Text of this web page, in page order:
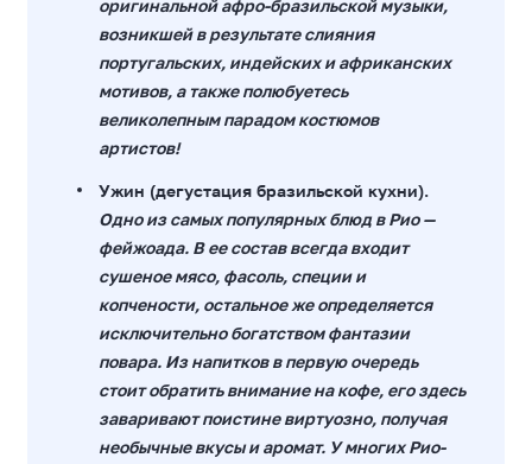
оригинальной афро-бразильской музыки,
возникшей в результате слияния
португальских, индейских и африканских
мотивов, а также полюбуетесь
великолепным парадом костюмов
артистов!
Ужин (дегустация бразильской кухни).
Одно из самых популярных блюд в Рио —
фейжоада. В ее состав всегда входит
сушеное мясо, фасоль, специи и
копчености, остальное же определяется
исключительно богатством фантазии
повара. Из напитков в первую очередь
стоит обратить внимание на кофе, его здесь
заваривают поистине виртуозно, получая
необычные вкусы и аромат. У многих Рио-